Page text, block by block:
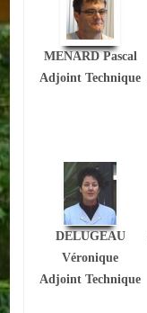
ACTUALITÉS
ECOLES
ASSOCIATIONS
Sportives
MENARD Pascal
Adjoint Technique
DELUGEAU
Véronique
Adjoint Technique